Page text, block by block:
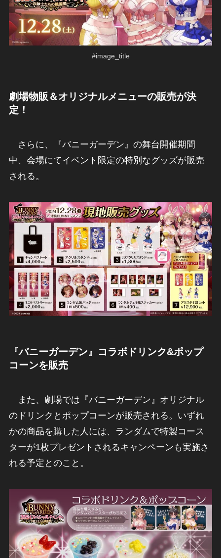
#image_title
劇場物販＆オリジナルメニューの販売が決
定！
さらに、『バニーガーデン』の舞台開催期間
中、会場にてイベント限定の特別なグッズが販売
される。
『バニーガーデン』
コラボドリンク&ポップ
コーンを販売
また、劇場では『バニーガーデン』オリジナル
のドリンクとポップコーンが販売される。いずれ
かの商品を購した人には、ランダムで特製コース
ターが1枚プレゼントされるキャンペーンも実施さ
れる予定とのこと。